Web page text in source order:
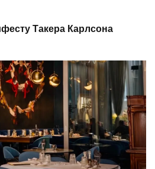
Такера Карлсона